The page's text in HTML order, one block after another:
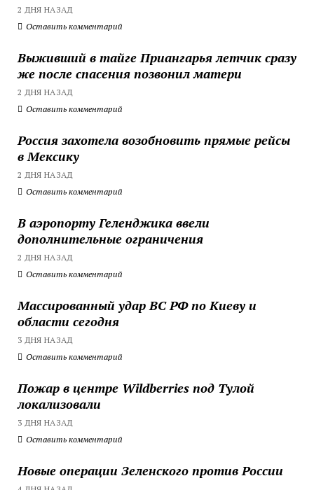
2 ДНЯ НАЗАД
Оставить комментарий
Выживший в тайге Приангарья летчик сразу
же после спасения позвонил матери
2 ДНЯ НАЗАД
Оставить комментарий
Россия захотела возобновить прямые рейсы
в Мексику
2 ДНЯ НАЗАД
Оставить комментарий
В аэропорту Геленджика ввели
дополнительные ограничения
2 ДНЯ НАЗАД
Оставить комментарий
Массированный удар ВС РФ по Киеву и
области сегодня
3 ДНЯ НАЗАД
Оставить комментарий
Пожар в центре Wildberries под Тулой
локализовали
3 ДНЯ НАЗАД
Оставить комментарий
Новые операции Зеленского против России